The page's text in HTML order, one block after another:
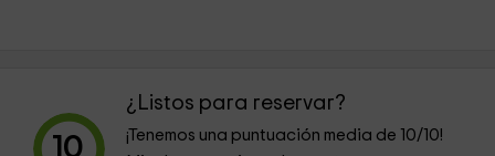
10
¿Listos para reservar?
¡Tenemos una puntuación media de 10/10!